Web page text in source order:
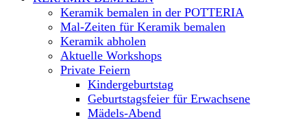
Keramik bemalen in der POTTERIA
Mal-Zeiten für Keramik bemalen
Keramik abholen
Aktuelle Workshops
Private Feiern
Kindergeburtstag
Geburtstagsfeier für Erwachsene
Mädels-Abend